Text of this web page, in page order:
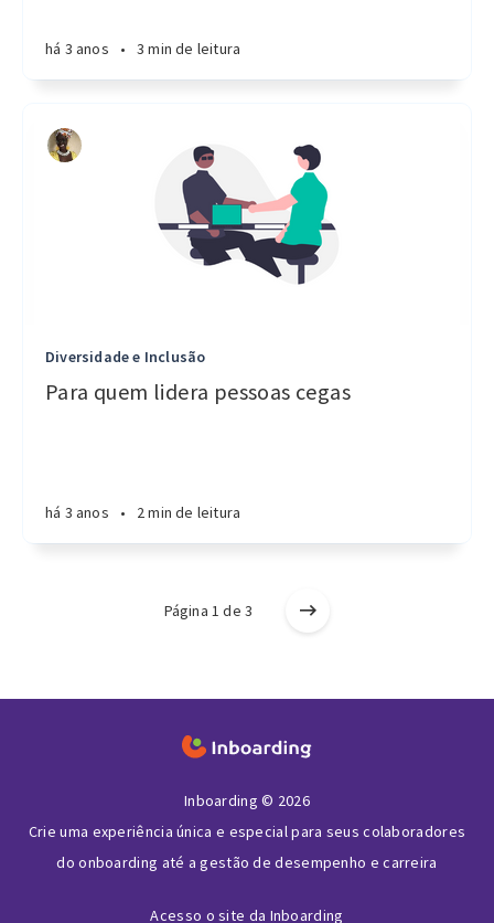
há 3 anos • 3 min de leitura
Diversidade e Inclusão
Para quem lidera pessoas cegas
há 3 anos • 2 min de leitura
Página 1 de 3
Inboarding © 2026
Crie uma experiência única e especial para seus colaboradores
do onboarding até a gestão de desempenho e carreira
Acesso o site da Inboarding